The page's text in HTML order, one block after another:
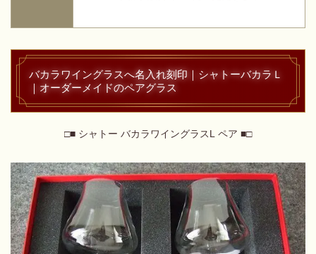
バカラワイングラスへ名入れ刻印｜シャトーバカラＬ
｜オーダーメイドのペアグラス
□■ シャトー バカラワイングラスL ペア ■□